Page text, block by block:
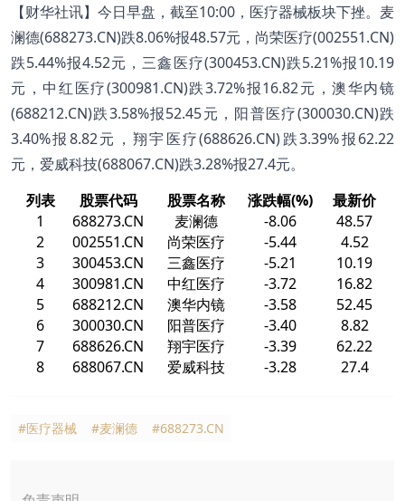
【财华社讯】今日早盘，截至10:00，医疗器械板块下挫。麦
澜德(688273.CN)跌8.06%报48.57元，尚荣医疗(002551.CN)
跌5.44%报4.52元，三鑫医疗(300453.CN)跌5.21%报10.19
元，中红医疗(300981.CN)跌3.72%报16.82元，澳华内镜
(688212.CN)跌3.58%报52.45元，阳普医疗(300030.CN)跌
3.40%报8.82元，翔宇医疗(688626.CN)跌3.39%报62.22
元，爱威科技(688067.CN)跌3.28%报27.4元。
列表
股票代码 股票名称 涨跌幅(%)
最新价
1
688273.CN 麦澜德 -8.06
48.57
2
002551.CN 尚荣医疗 -5.44
4.52
3
300453.CN 三鑫医疗 -5.21
10.19
4
300981.CN 中红医疗 -3.72
16.82
5
688212.CN 澳华内镜 -3.58
52.45
6
300030.CN 阳普医疗 -3.40
8.82
7
688626.CN 翔宇医疗 -3.39
62.22
8
688067.CN 爱威科技 -3.28 27.4
#医疗器械 #麦澜德 #688273.CN